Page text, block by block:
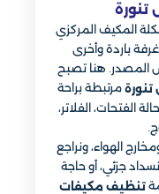
المكيف المركزي
باردة وأخرى
المصدر. هنا تصبح
مرتبطة براحة
الفتحات، الفلاتر،
الهواء، ونراجع
جزئي، أو حاجة
تنظيف مكيفات